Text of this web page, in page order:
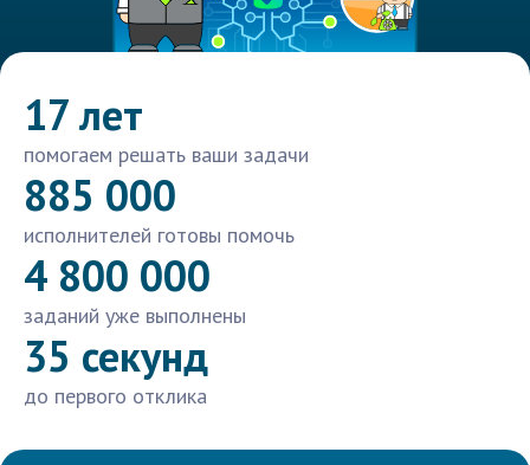
17 лет
помогаем решать ваши задачи
885 000
исполнителей готовы помочь
4 800 000
заданий уже выполнены
35 секунд
до первого отклика